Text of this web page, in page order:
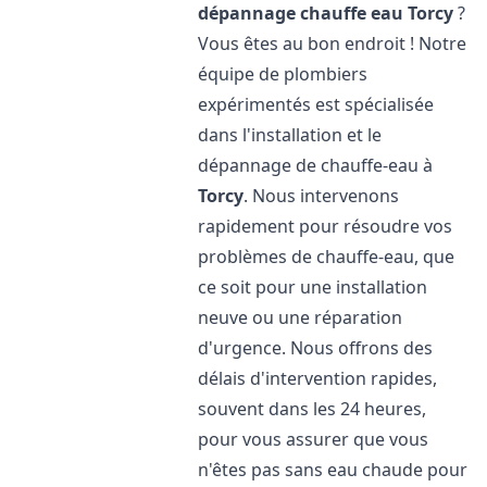
dépannage chauffe eau Torcy?
Vous êtes au bon endroit ! Notre
équipe de plombiers
expérimentés est spécialisée
dans l'installation et le
dépannage de chauffe-eau à
Torcy. Nous intervenons
rapidement pour résoudre vos
problèmes de chauffe-eau, que
ce soit pour une installation
neuve ou une réparation
d'urgence. Nous offrons des
délais d'intervention rapides,
souvent dans les 24 heures,
pour vous assurer que vous
n'êtes pas sans eau chaude pour